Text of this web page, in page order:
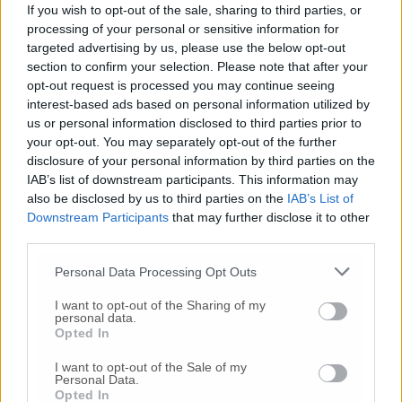
If you wish to opt-out of the sale, sharing to third parties, or
processing of your personal or sensitive information for
targeted advertising by us, please use the below opt-out
section to confirm your selection. Please note that after your
opt-out request is processed you may continue seeing
interest-based ads based on personal information utilized by
us or personal information disclosed to third parties prior to
your opt-out. You may separately opt-out of the further
disclosure of your personal information by third parties on the
IAB’s list of downstream participants. This information may
also be disclosed by us to third parties on the IAB’s List of
Downstream Participants that may further disclose it to other
Personal Data Processing Opt Outs
I want to opt-out of the Sharing of my
personal data.
Opted In
I want to opt-out of the Sale of my
Personal Data.
Opted In
© RIPRODUZIONE RISERVATA
Vai alla home
Commenti
Nessun commento presente
Commenta